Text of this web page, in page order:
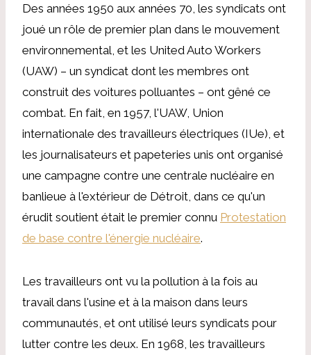
Des années 1950 aux années 70, les syndicats ont
joué un rôle de premier plan dans le mouvement
environnemental, et les United Auto Workers
(UAW) – un syndicat dont les membres ont
construit des voitures polluantes – ont gêné ce
combat. En fait, en 1957, l'UAW, Union
internationale des travailleurs électriques (IUe), et
les journalisateurs et papeteries unis ont organisé
une campagne contre une centrale nucléaire en
banlieue à l'extérieur de Détroit, dans ce qu'un
érudit soutient était le premier connu Protestation
de base contre l'énergie nucléaire.
Les travailleurs ont vu la pollution à la fois au
travail dans l'usine et à la maison dans leurs
communautés, et ont utilisé leurs syndicats pour
lutter contre les deux. En 1968, les travailleurs